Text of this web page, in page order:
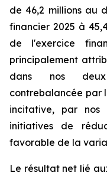
de 46,2 millions au
financier 2025 à
de l'exercice
principalement
dans nos deux
contrebalancée par
incitative, par nos
initiatives de
favorable de la
Le résultat net lié